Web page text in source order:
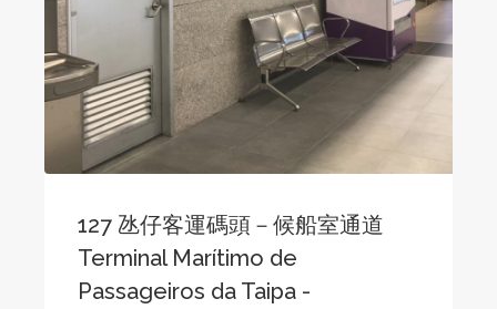
127 氹仔客運碼頭－候船室通道
Terminal Marítimo de
Passageiros da Taipa -